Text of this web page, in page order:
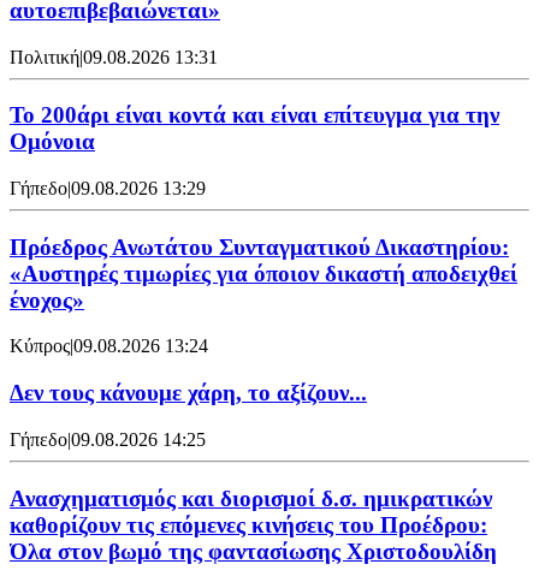
αυτοεπιβεβαιώνεται»
Πολιτική|09.08.2026 13:31
Το 200άρι είναι κοντά και είναι επίτευγμα για την
Ομόνοια
Γήπεδο|09.08.2026 13:29
Πρόεδρος Ανωτάτου Συνταγματικού Δικαστηρίου:
«Αυστηρές τιμωρίες για όποιον δικαστή αποδειχθεί
ένοχος»
Κύπρος|09.08.2026 13:24
Δεν τους κάνουμε χάρη, το αξίζουν...
Γήπεδο|09.08.2026 14:25
Ανασχηματισμός και διορισμοί δ.σ. ημικρατικών
καθορίζουν τις επόμενες κινήσεις του Προέδρου:
Όλα στον βωμό της φαντασίωσης Χριστοδουλίδη